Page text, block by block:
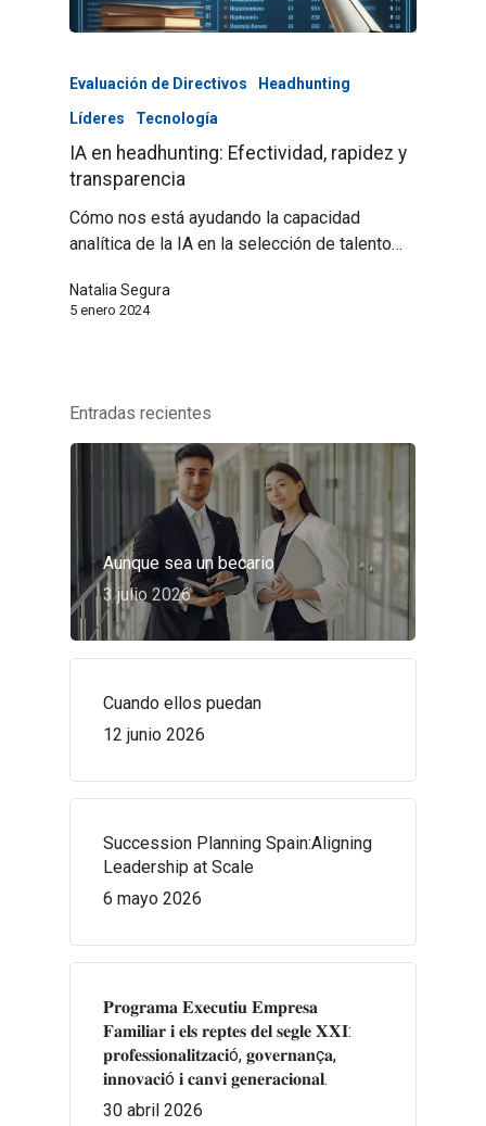
Evaluación de Directivos
Headhunting
Líderes
Tecnología
IA en headhunting: Efectividad, rapidez y
transparencia
Cómo nos está ayudando la capacidad
analítica de la IA en la selección de talento…
Natalia Segura
5 enero 2024
Entradas recientes
Aunque sea un becario
3 julio 2026
Cuando ellos puedan
12 junio 2026
Succession Planning Spain:Aligning
Leadership at Scale
6 mayo 2026
𝐏𝐫𝐨𝐠𝐫𝐚𝐦𝐚 𝐄𝐱𝐞𝐜𝐮𝐭𝐢𝐮 𝐄𝐦𝐩𝐫𝐞𝐬𝐚
𝐅𝐚𝐦𝐢𝐥𝐢𝐚𝐫 𝐢 𝐞𝐥𝐬 𝐫𝐞𝐩𝐭𝐞𝐬 𝐝𝐞𝐥 𝐬𝐞𝐠𝐥𝐞 𝐗𝐗𝐈:
𝐩𝐫𝐨𝐟𝐞𝐬𝐬𝐢𝐨𝐧𝐚𝐥𝐢𝐭𝐳𝐚𝐜𝐢ó, 𝐠𝐨𝐯𝐞𝐫𝐧𝐚𝐧ç𝐚,
𝐢𝐧𝐧𝐨𝐯𝐚𝐜𝐢ó 𝐢 𝐜𝐚𝐧𝐯𝐢 𝐠𝐞𝐧𝐞𝐫𝐚𝐜𝐢𝐨𝐧𝐚𝐥.
30 abril 2026